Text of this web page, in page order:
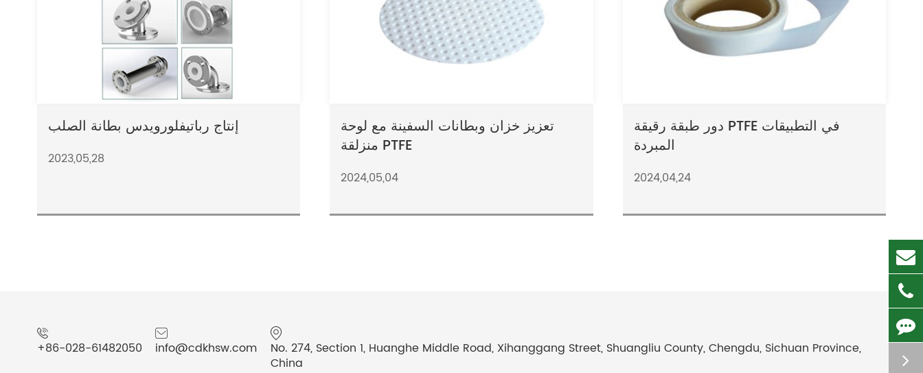
إنتاج رباتيفلورويدس بطانة الصلب
2023,05,28
تعزيز خزان وبطانات السفينة مع لوحة
منزلقة PTFE
2024,05,04
دور طبقة رقيقة PTFE في التطبيقات
المبردة
2024,04,24
+86-028-61482050 info@cdkhsw.com
No. 274, Section 1, Huanghe Middle Road, Xihanggang Street, Shuangliu County, Chengdu, Sichuan Province,
China